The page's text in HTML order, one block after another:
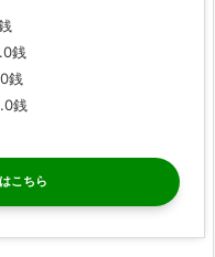
銭
銭
銭